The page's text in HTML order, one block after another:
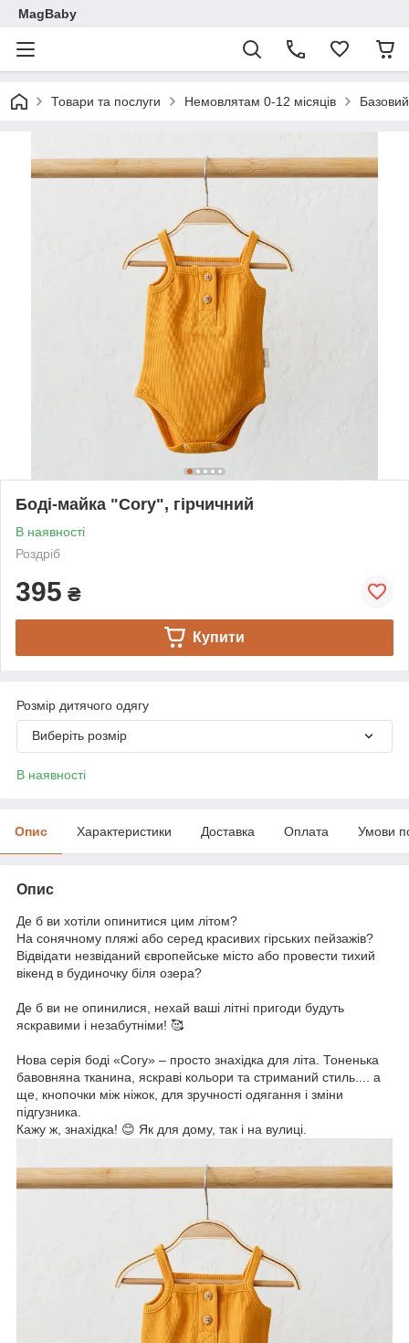
MagBaby
Товари та послуги Немовлятам 0-12 місяців
Боді-майка "Cory", гірчичний
В наявності
Роздріб
395 ₴
Купити
Розмір дитячого одягу
Виберіть розмір
В наявності
Опис Характеристики Доставка Оплата Умови
Опис
Де б ви хотіли опинитися цим літом?
На сонячному пляжі або серед красивих гірських пейзажів?
Відвідати незвіданий європейське місто або провести тихий
вікенд в будиночку біля озера?
Де б ви не опинилися, нехай ваші літні пригоди будуть
яскравими і незабутніми! 🥰
Нова серія боді «Cory» – просто знахідка для літа. Тоненька
бавовняна тканина, яскраві кольори та стриманий стиль.... а
ще, кнопочки між ніжок, для зручності одягання і зміни
підгузника.
Кажу ж, знахідка! 😊 Як для дому, так і на вулиці.